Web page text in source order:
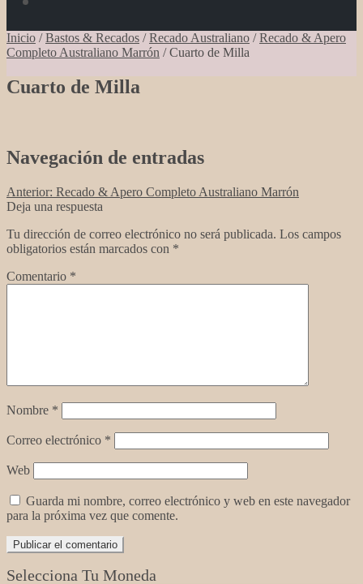
Inicio /Bastos & Recados /Recado Australiano /Recado & Apero
Completo Australiano Marrón /Cuarto de Milla
Cuarto de Milla
Navegación de entradas
Anterior: Recado & Apero Completo Australiano Marrón
Deja una respuesta
Tu dirección de correo electrónico no será publicada. Los campos
obligatorios están marcados con *
Comentario *
Nombre *
Correo electrónico *
Web
Guarda mi nombre, correo electrónico y web en este navegador
para la próxima vez que comente.
Selecciona Tu Moneda